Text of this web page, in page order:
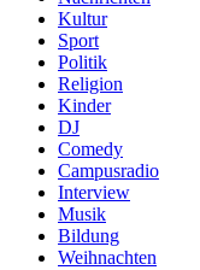
Kultur
Sport
Politik
Religion
Kinder
DJ
Comedy
Campusradio
Interview
Musik
Bildung
Weihnachten